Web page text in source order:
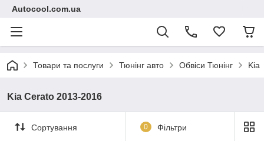
Autocool.com.ua
Товари та послуги Тюнінг авто Обвіси Тюнінг Kia
Kia Cerato 2013-2016
Сортування 0 Фільтри